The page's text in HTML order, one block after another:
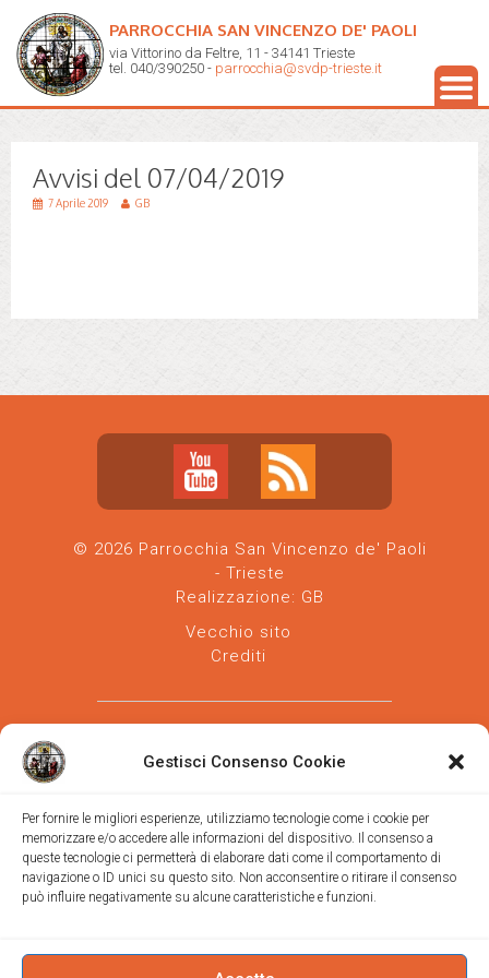
Gestisci Consenso Cookie
Per fornire le migliori esperienze, utilizziamo tecnologie come i cookie per
memorizzare e/o accedere alle informazioni del dispositivo. Il consenso a
queste tecnologie ci permetterà di elaborare dati come il comportamento di
navigazione o ID unici su questo sito. Non acconsentire o ritirare il consenso
può influire negativamente su alcune caratteristiche e funzioni.
PARROCCHIA SAN VINCENZO DE' PAOLI
via Vittorino da Feltre, 11 - 34141 Trieste
tel. 040/390250 - parrocchia@svdp-trieste.it
Avvisi del 07/04/2019
7 Aprile 2019 GB
© 2026 Parrocchia San Vincenzo de' Paoli
- Trieste
Realizzazione: GB
Vecchio sito
Crediti
Parrocchia san Vincenzo de' Paoli-Diocesi
di Trieste
via Vittorino da Feltre, 11 (chiesa)
Trieste